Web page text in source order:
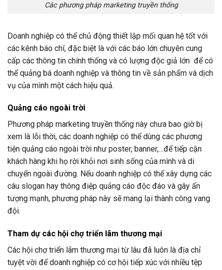
Các phương pháp marketing truyền thống
Doanh nghiệp có thể chủ động thiết lập mối quan hệ tốt với
các kênh báo chí, đặc biệt là với các báo lớn chuyên cung
cấp các thông tin chính thống và có lượng độc giả lớn để có
thể quảng bá doanh nghiệp và thông tin về sản phẩm và dịch
vụ của mình một cách hiệu quả.
Quảng cáo ngoài trời
Phương pháp marketing truyền thống này chưa bao giờ bị
xem là lỗi thời, các doanh nghiệp có thể dùng các phương
tiện quảng cáo ngoài trời như poster, banner,…để tiếp cận
khách hàng khi họ rời khỏi nơi sinh sống của mình và di
chuyển ngoài đường. Nếu doanh nghiệp có thể xây dựng các
câu slogan hay thông điệp quảng cáo độc đáo và gây ấn
tượng mạnh, phương pháp này sẽ mang lại thành công vang
đội.
Tham dự các hội chợ triển lãm thương mại
Các hội chợ triển lãm thương mại từ lâu đã luôn là địa chỉ
tuyệt vời để doanh nghiệp có cơ hội tiếp xúc với nhiều tệp